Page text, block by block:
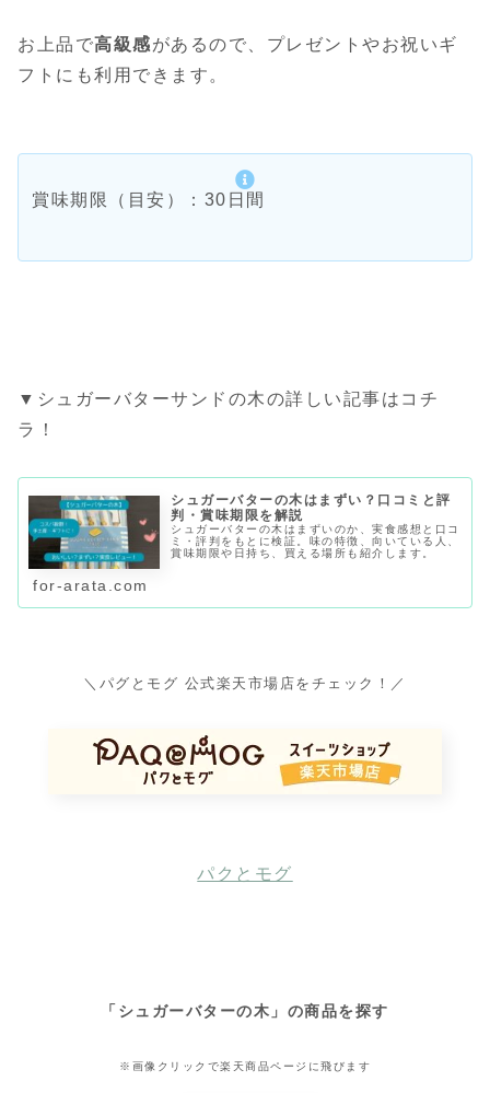
お上品で高級感があるので、プレゼントやお祝いギ
フトにも利用できます。
賞味期限（目安）：30日間
▼シュガーバターサンドの木の詳しい記事はコチ
ラ！
シュガーバターの木はまずい？口コミと評
判・賞味期限を解説
シュガーバターの木はまずいのか、実食感想と口コ
ミ・評判をもとに検証。味の特徴、向いている人、
賞味期限や日持ち、買える場所も紹介します。
for-arata.com
＼パグとモグ 公式楽天市場店をチェック！／
パクとモグ
「シュガーバターの木」の商品を探す
※画像クリックで楽天商品ページに飛びます